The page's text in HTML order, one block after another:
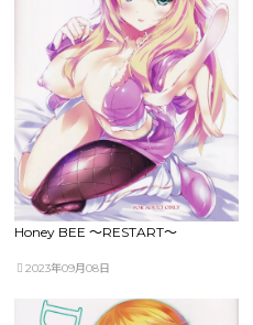
Honey BEE ～RESTART～
2023年09月08日